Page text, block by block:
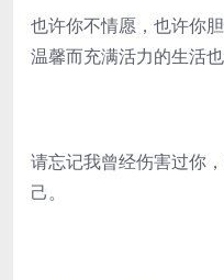
也许你不情愿，也许你
温馨而充满活力的生活
请忘记我曾经伤害过你
己。